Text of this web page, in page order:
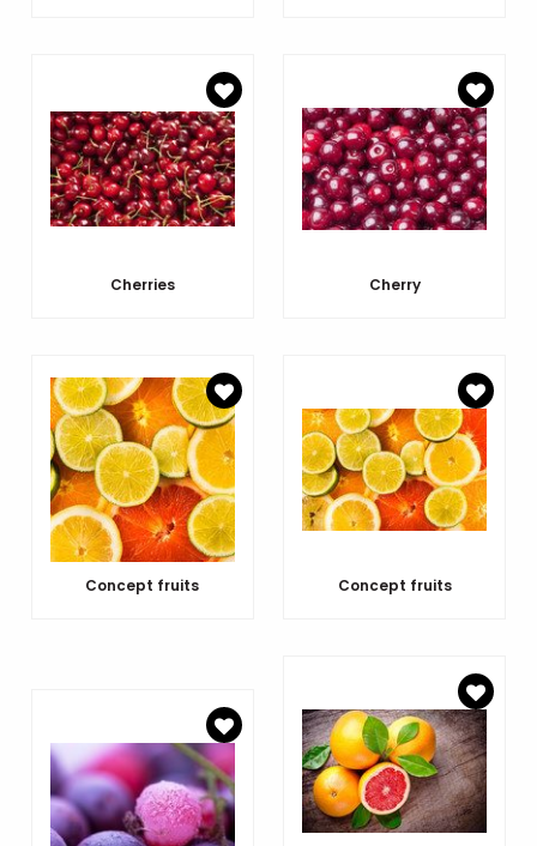
Cherries Cherry
Concept fruits Concept fruits